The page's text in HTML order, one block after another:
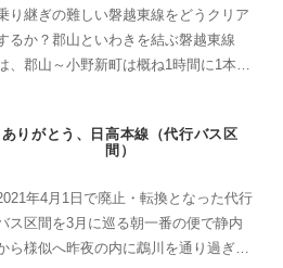
り継ぎの難しい磐越東線をどうクリア
るか？郡山といわきを結ぶ磐越東線
、郡山～小野新町は概ね1時間に1本程
時間近く運転しない時間帯があるため、
ありがとう、日高本線（代行バス区
間）
年4月1日で廃止・転換となった代行
ス区間を3月に巡る朝一番の便で静内
ら様似へ昨夜の内に鵡川を通り過ぎて